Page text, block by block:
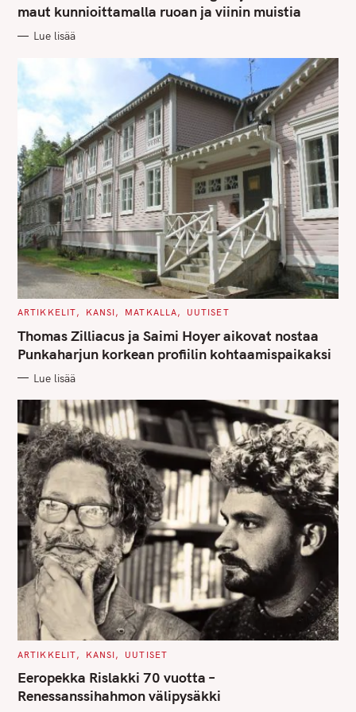
G
O
I
maut kunnioittamalla ruoan ja viinin muistia
Lue lisää
C
T
E
G
O
I
S
ARTIKKELIT KANSI MATKALLA UUTISET
Thomas Zilliacus ja Saimi Hoyer aikovat nostaa
Punkaharjun korkean profiilin kohtaamispaikaksi
Lue lisää
C
T
E
G
O
ARTIKKELIT KANSI UUTISET
Eeropekka Rislakki 70 vuotta –
Renessanssihahmon välipysäkki